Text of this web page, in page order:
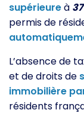
supérieureà
permis de
L’absence de
et de droits de
immobilière
résidents